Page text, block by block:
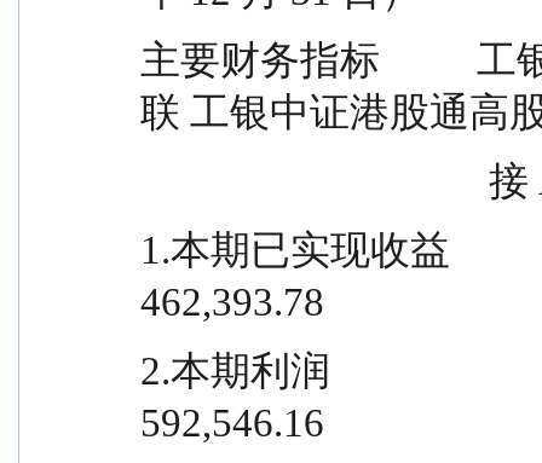
主要财务指标          工
联 工银中证港股通高
1.本期已实现收益
462,393.78
2.本期利润
592,546.16